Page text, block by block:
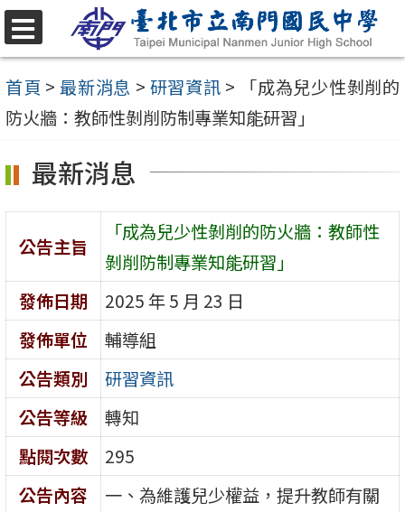
跳
至
主
要
容
選
單
首頁 > 最新消息 > 研習資訊 >
「成為兒少性剝削的
防火牆：教師性剝削防制專業知能研習」
最新消息
公告主旨
「成為兒少性剝削的防火牆：教師性
剝削防制專業知能研習」
發佈日期
2025 年 5 月 23 日
發佈單位
輔導組
公告類別
研習資訊
公告等級
轉知
點閱次數
295
公告內容
一、為維護兒少權益，提升教師有關